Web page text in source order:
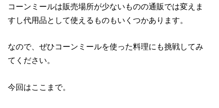
コーンミールは販売場所が少ないものの通販では変えま
すし代用品として使えるものもいくつかあります。
なので、ぜひコーンミールを使った料理にも挑戦してみ
てください。
今回はここまで。